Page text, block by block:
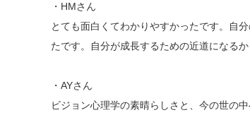
・HMさん
とても面白くてわかりやすかったです。自
たです。自分が成長するための近道になるか
・AYさん
ビジョン心理学の素晴らしさと、今の世の